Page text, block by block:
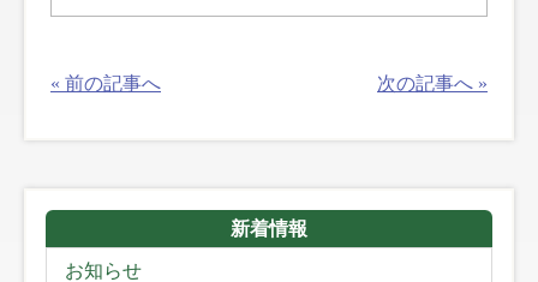
« 前の記事へ 次の記事へ »
新着情報
お知らせ